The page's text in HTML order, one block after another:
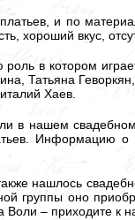
и по
хороший вкус,
в котором
Татьяна
Хаев.
в нашем
Информацию
нашлось
оно
Воли – приходите к